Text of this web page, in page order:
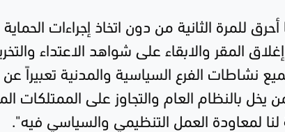
للمرة الثانية من دون اتخاذ إجراءات الحماية
المقر والابقاء على شواهد الاعتداء
نشاطات الفرع السياسية والمدنية تعبيراً عن
بالنظام العام والتجاوز على الممتلكات
لمعاودة العمل التنظيمي والسياسي فيه".